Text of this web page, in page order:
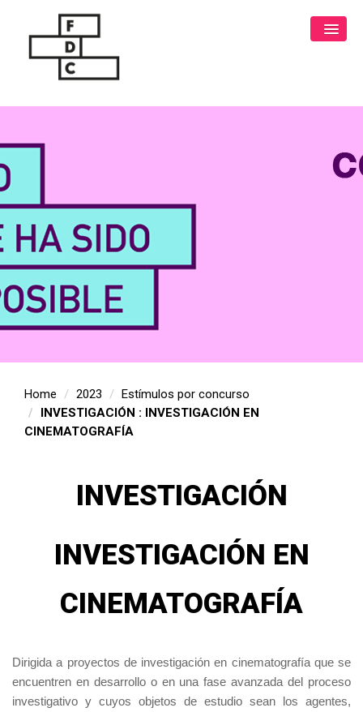
Home 2023
Estímulos por concurso
INVESTIGACIÓN : INVESTIGACIÓN EN
CINEMATOGRAFÍA
INVESTIGACIÓN
INVESTIGACIÓN EN
CINEMATOGRAFÍA
Dirigida a proyectos de investigación en cinematografía que se
encuentren en desarrollo o en una fase avanzada del proceso
investigativo y cuyos objetos de estudio sean los agentes,